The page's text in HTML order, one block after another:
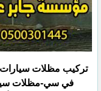
تركيب مظلات
في سي-مظلات